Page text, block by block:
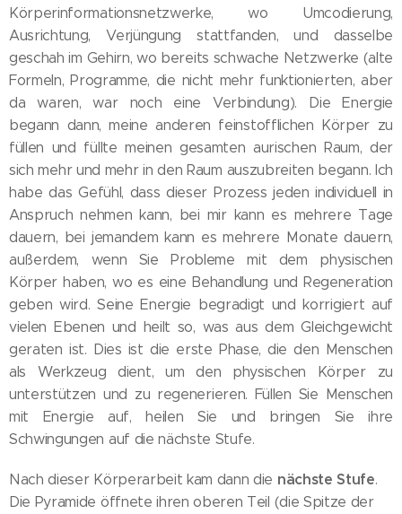
Körperinformationsnetzwerke, wo Umcodierung,
Ausrichtung, Verjüngung stattfanden, und dasselbe
geschah im Gehirn, wo bereits schwache Netzwerke (alte
Formeln, Programme, die nicht mehr funktionierten, aber
da waren, war noch eine Verbindung). Die Energie
begann dann, meine anderen feinstofflichen Körper zu
füllen und füllte meinen gesamten aurischen Raum, der
sich mehr und mehr in den Raum auszubreiten begann. Ich
habe das Gefühl, dass dieser Prozess jeden individuell in
Anspruch nehmen kann, bei mir kann es mehrere Tage
dauern, bei jemandem kann es mehrere Monate dauern,
außerdem, wenn Sie Probleme mit dem physischen
Körper haben, wo es eine Behandlung und Regeneration
geben wird. Seine Energie begradigt und korrigiert auf
vielen Ebenen und heilt so, was aus dem Gleichgewicht
geraten ist. Dies ist die erste Phase, die den Menschen
als Werkzeug dient, um den physischen Körper zu
unterstützen und zu regenerieren. Füllen Sie Menschen
mit Energie auf, heilen Sie und bringen Sie ihre
Schwingungen auf die nächste Stufe.
Nach dieser Körperarbeit kam dann die nächste Stufe.
Die Pyramide öffnete ihren oberen Teil (die Spitze der